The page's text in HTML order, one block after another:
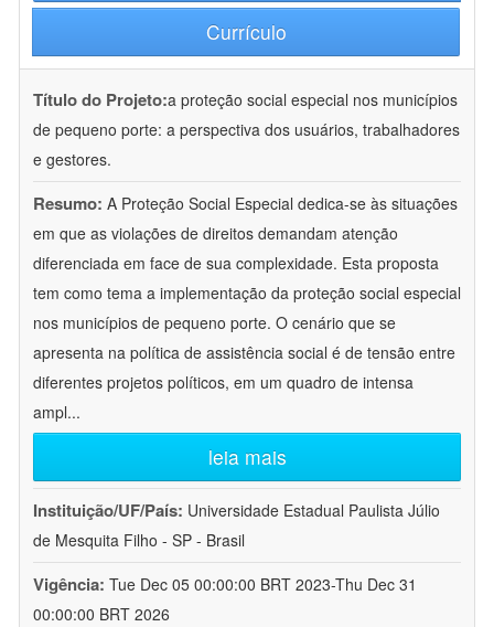
Currículo
Título do Projeto:a proteção social especial nos municípios
de pequeno porte: a perspectiva dos usuários, trabalhadores
e gestores.
Resumo: A Proteção Social Especial dedica-se às situações
em que as violações de direitos demandam atenção
diferenciada em face de sua complexidade. Esta proposta
tem como tema a implementação da proteção social especial
nos municípios de pequeno porte. O cenário que se
apresenta na política de assistência social é de tensão entre
diferentes projetos políticos, em um quadro de intensa
ampl...
leia mais
Instituição/UF/País: Universidade Estadual Paulista Júlio
de Mesquita Filho - SP - Brasil
Vigência: Tue Dec 05 00:00:00 BRT 2023-Thu Dec 31
00:00:00 BRT 2026